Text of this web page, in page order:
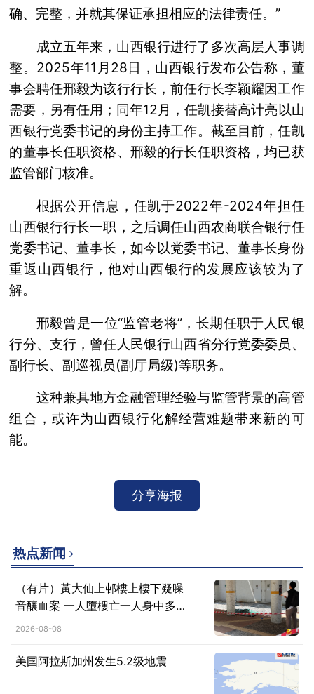
确、完整，并就其保证承担相应的法律责任。”
成立五年来，山西银行进行了多次高层人事调
整。2025年11月28日，山西银行发布公告称，董
事会聘任邢毅为该行行长，前任行长李颖耀因工作
需要，另有任用；同年12月，任凯接替高计亮以山
西银行党委书记的身份主持工作。截至目前，任凯
的董事长任职资格、邢毅的行长任职资格，均已获
监管部门核准。
根据公开信息，任凯于2022年-2024年担任
山西银行行长一职，之后调任山西农商联合银行任
党委书记、董事长，如今以党委书记、董事长身份
重返山西银行，他对山西银行的发展应该较为了
解。
邢毅曾是一位“监管老将”，长期任职于人民银
行分、支行，曾任人民银行山西省分行党委委员、
副行长、副巡视员(副厅局级)等职务。
这种兼具地方金融管理经验与监管背景的高管
组合，或许为山西银行化解经营难题带来新的可
能。
分享海报
热点新闻
（有片）黃大仙上邨樓上樓下疑噪
音釀血案 一人墮樓亡一人身中多
刀重傷
2026-08-08
美国阿拉斯加州发生5.2级地震